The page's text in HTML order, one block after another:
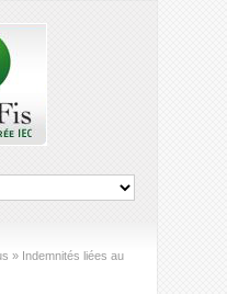
» Indemnités liées au